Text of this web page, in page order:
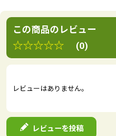
この商品のレビュー
☆☆☆☆☆ (0)
レビューはありません。
レビューを投稿